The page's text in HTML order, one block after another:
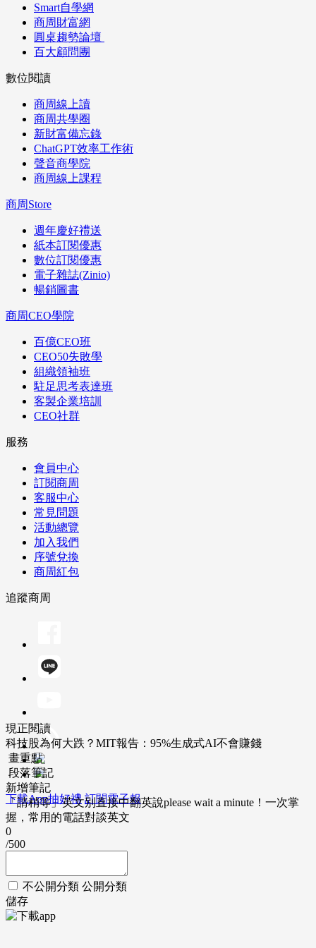
Smart自學網
商周財富網
圓桌趨勢論壇
百大顧問團
數位閱讀
商周線上讀
商周共學圈
新財富備忘錄
ChatGPT效率工作術
聲音商學院
商周線上課程
商周Store
週年慶好禮送
紙本訂閱優惠
數位訂閱優惠
電子雜誌(Zinio)
暢銷圖書
商周CEO學院
百億CEO班
CEO50失敗學
組織領袖班
駐足思考表達班
客製企業培訓
CEO社群
服務
會員中心
訂閱商周
客服中心
常見問題
活動總覽
加入我們
序號兌換
商周紅包
追蹤商周
下載App抽好禮 訂閱電子報
現正閱讀
科技股為何大跌？MIT報告：95%生成式AI不會賺錢
畫重點
段落筆記
新增筆記
「請稍等」英文別直接中翻英說please wait a minute！一次掌
握，常用的電話對談英文
0
/500
不公開分類 公開分類
儲存